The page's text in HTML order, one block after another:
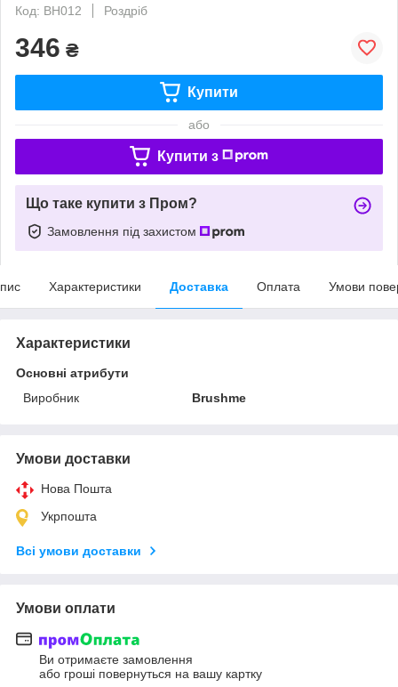
Код: BH012
Роздріб
346 ₴
Купити
або
Купити з
Що таке купити з Пром?
Замовлення під захистом
Характеристики Доставка Оплата Умови
Характеристики
Основні атрибути
Виробник
Brushme
Умови доставки
Нова Пошта
Укрпошта
Всі умови доставки
Умови оплати
Ви отримаєте замовлення
або гроші повернуться на вашу картку